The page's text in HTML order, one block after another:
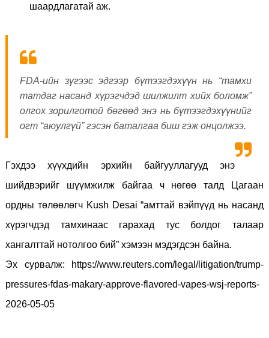
шаардлагатай аж.
FDA-ийн зүгээс эдгээр бүтээгдэхүүн нь “тамхи
татдаг насанд хүрэгчдэд шилжилт хийх боломж”
олгох зорилготой бөгөөд энэ нь бүтээгдэхүүнийг
огт “аюулгүй” гэсэн баталгаа биш гэж онцолжээ.
Гэхдээ хүүхдийн эрхийн байгууллагууд энэ
шийдвэрийг шүүмжилж байгаа ч нөгөө талд Цагаан
ордны төлөөлөгч Kush Desai “амттай вэйпүүд нь насанд
хүрэгчдэд тамхинаас гарахад тус болдог талаар
хангалттай нотолгоо бий” хэмээн мэдэгдсэн байна.
Эх сурвалж: https://www.reuters.com/legal/litigation/trump-
pressures-fdas-makary-approve-flavored-vapes-wsj-reports-
2026-05-05